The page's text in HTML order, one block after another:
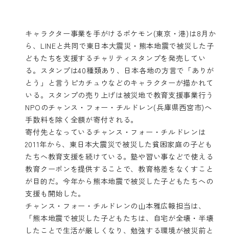
キャラクター事業を手がけるポケモン(東京・港)は8月か
ら、LINEと共同で東日本大震災・熊本地震で被災した子
どもたちを支援するチャリティスタンプを発売してい
る。スタンプは40種類あり、日本各地の方言で「ありが
とう」と言うピカチュウなどのキャラクターが描かれて
いる。スタンプの売り上げは被災地で教育支援事業行う
NPOのチャンス・フォー・チルドレン(兵庫県西宮市)へ
手数料を除く全額が寄付される。
寄付先となっているチャンス・フォー・チルドレンは
2011年から、東日本大震災で被災した貧困家庭の子ども
たちへ教育支援を続けている。塾や習い事などで使える
教育クーポンを提供することで、教育格差をなくすこと
が目的だ。今年から熊本地震で被災した子どもたちへの
支援も開始した。
チャンス・フォー・チルドレンの山本雅広報担当は、
「熊本地震で被災した子どもたちは、自宅が全壊・半壊
したことで生活が厳しくなり、勉強する環境が被災前と